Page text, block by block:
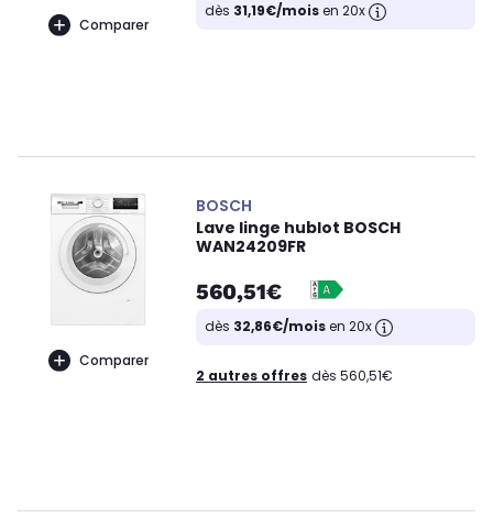
Comparer
dès 31,19€/moisen 20x
Comparer
BOSCH
Lave linge hublot BOSCH
WAN24209FR
560,51€
dès 32,86€/moisen 20x
2 autres offres dès 560,51€